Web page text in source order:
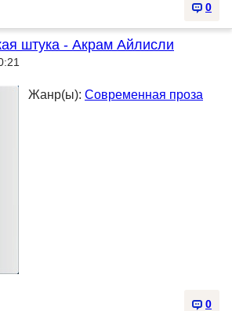
0
штука - Акрам Айлисли
Жанр(ы): Современная проза
0